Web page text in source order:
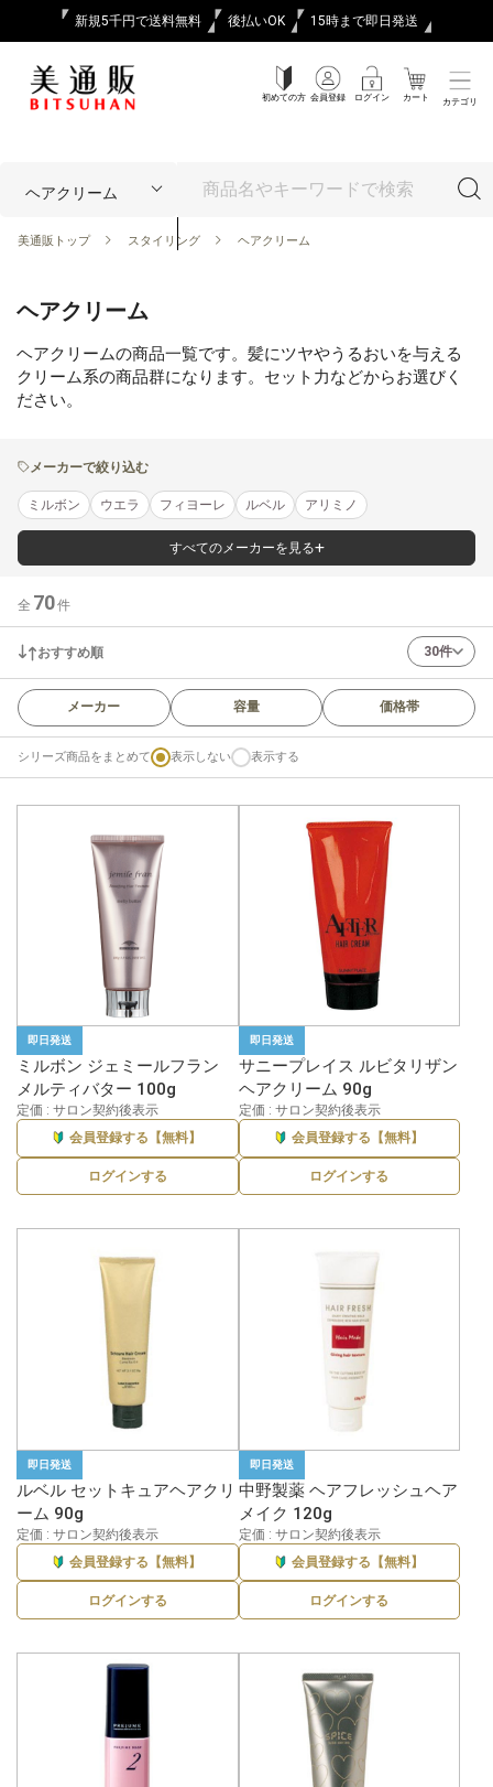
新規5千円で送料無料 後払いOK 15時まで即日発送
初めての方 会員登録 ログイン カート カテゴリ
美通販トップ スタイリング ヘアクリーム
ヘアクリーム
ヘアクリームの商品一覧です。髪にツヤやうるおいを与える
クリーム系の商品群になります。セット力などからお選びく
ださい。
メーカーで絞り込む
ミルボン ウエラ フィヨーレ ルベル アリミノ
すべてのメーカーを見る
全 70件
おすすめ順
メーカー 容量 価格帯
30件
シリーズ商品をまとめて 表示しない 表示する
即日発送
ミルボン ジェミールフラン
メルティバター 100g
定価 : サロン契約後表示
会員登録する【無料】
ログインする
即日発送
サニープレイス ルビタリザン
ヘアクリーム 90g
定価 : サロン契約後表示
会員登録する【無料】
ログインする
即日発送
ルベル セットキュアヘアクリ
ーム 90g
定価 : サロン契約後表示
会員登録する【無料】
ログインする
即日発送
中野製薬 ヘアフレッシュヘア
メイク 120g
定価 : サロン契約後表示
会員登録する【無料】
ログインする